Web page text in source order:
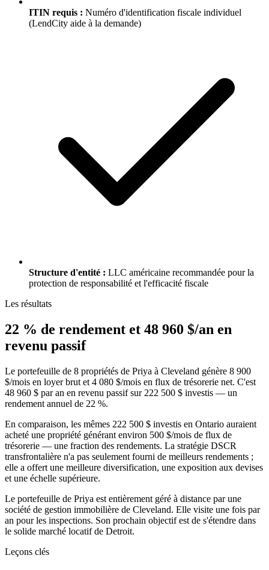
ITIN requis : Numéro d'identification fiscale individuel
(LendCity aide à la demande)
Structure d'entité : LLC américaine recommandée pour la
protection de responsabilité et l'efficacité fiscale
Les résultats
22 % de rendement et 48 960 $/an en
revenu passif
Le portefeuille de 8 propriétés de Priya à Cleveland génère 8 900
$/mois en loyer brut et 4 080 $/mois en flux de trésorerie net. C'est
48 960 $ par an en revenu passif sur 222 500 $ investis — un
rendement annuel de 22 %.
En comparaison, les mêmes 222 500 $ investis en Ontario auraient
acheté une propriété générant environ 500 $/mois de flux de
trésorerie — une fraction des rendements. La stratégie DSCR
transfrontalière n'a pas seulement fourni de meilleurs rendements ;
elle a offert une meilleure diversification, une exposition aux devises
et une échelle supérieure.
Le portefeuille de Priya est entièrement géré à distance par une
société de gestion immobilière de Cleveland. Elle visite une fois par
an pour les inspections. Son prochain objectif est de s'étendre dans
le solide marché locatif de Detroit.
Leçons clés